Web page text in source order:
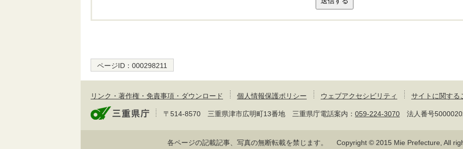
ページID： 000298211
リンク・著作権・免責事項・ダウンロード 個人情報保護ポリシー ウェブアクセシビリティ サイトに関する
〒514-8570 三重県津市広明町13番地 三重県庁電話案内： 059-224-3070 法人番号
各ページの記載記事、写真の無断転載を禁じます。 Copyright © 2015 Mie Prefecture, All